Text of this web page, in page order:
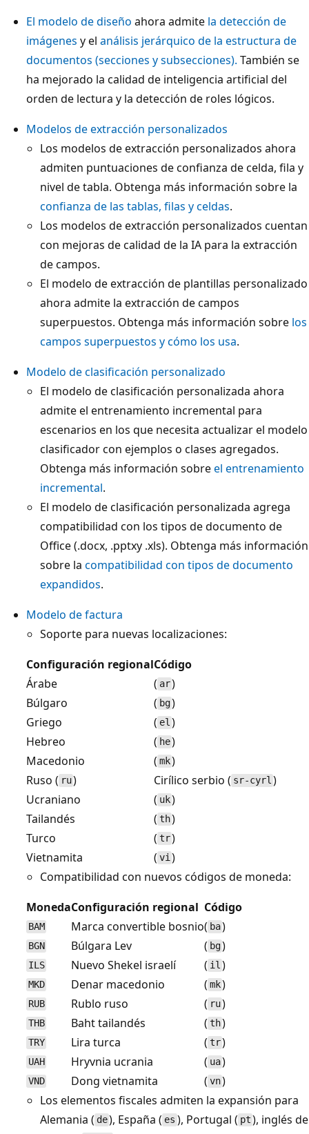
El modelo de diseño ahora admite la detección de
imágenes y el análisis jerárquico de la estructura de
documentos (secciones y subsecciones). También se
ha mejorado la calidad de inteligencia artificial del
orden de lectura y la detección de roles lógicos.
Modelos de extracción personalizados
Los modelos de extracción personalizados ahora
admiten puntuaciones de confianza de celda, fila y
nivel de tabla. Obtenga más información sobre la
confianza de las tablas, filas y celdas.
Los modelos de extracción personalizados cuentan
con mejoras de calidad de la IA para la extracción
de campos.
El modelo de extracción de plantillas personalizado
ahora admite la extracción de campos
superpuestos. Obtenga más información sobre los
campos superpuestos y cómo los usa.
Modelo de clasificación personalizado
El modelo de clasificación personalizada ahora
admite el entrenamiento incremental para
escenarios en los que necesita actualizar el modelo
clasificador con ejemplos o clases agregados.
Obtenga más información sobreel entrenamiento
incremental.
El modelo de clasificación personalizada agrega
compatibilidad con los tipos de documento de
Office (.docx, .pptxy .xls). Obtenga más información
sobre la compatibilidad con tipos de documento
expandidos.
Modelo de factura
Soporte para nuevas localizaciones:
Configuración regionalCódigo
Árabe
( ar)
Búlgaro
( bg)
Griego
( el )
Hebreo
( he)
Macedonio
( mk)
Ruso ( ru) Cirílico serbio ( sr-cyrl )
Ucraniano
( uk)
Tailandés
( th)
Turco
( tr)
Vietnamita
( vi)
Compatibilidad con nuevos códigos de moneda:
MonedaConfiguración regional Código
BAM Marca convertible bosnio( ba)
BGN Búlgara Lev ( bg)
ILS Nuevo Shekel israelí ( il )
MKD Denar macedonio ( mk)
RUB Rublo ruso ( ru)
THB Baht tailandés ( th)
TRY Lira turca ( tr)
UAH Hryvnia ucrania ( ua)
VND Dong vietnamita ( vn)
Los elementos fiscales admiten la expansión para
Alemania ( de), España ( es ), Portugal ( pt ), inglés de